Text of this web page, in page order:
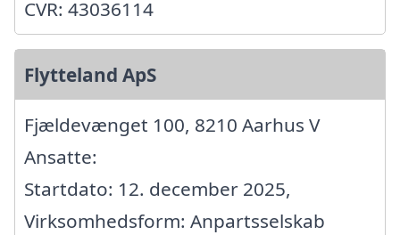
CVR: 43036114
Flytteland ApS
Fjældevænget 100, 8210 Aarhus V
Ansatte:
Startdato: 12. december 2025,
Virksomhedsform: Anpartsselskab